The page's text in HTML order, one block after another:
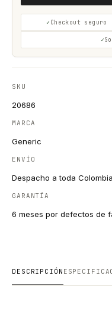
Checkout seguro
SKU
20686
MARCA
Generic
ENVÍO
Despacho a toda
GARANTÍA
6 meses por defectos de
DESCRIPCIÓN